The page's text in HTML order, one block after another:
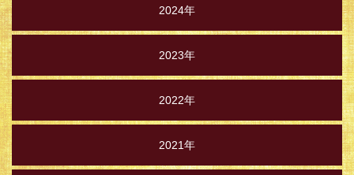
2024年
2023年
2022年
2021年